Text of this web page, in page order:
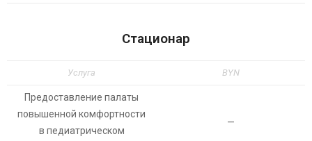
Стационар
Услуга BYN
Предоставление палаты
повышенной комфортности
в педиатрическом
—